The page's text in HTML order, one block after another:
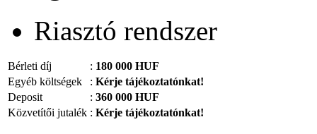
Riasztó rendszer
Bérleti díj : 180 000 HUF
Egyéb költségek
: Kérje tájékoztatónkat!
Deposit
: 360 000 HUF
Közvetítői jutalék : Kérje tájékoztatónkat!